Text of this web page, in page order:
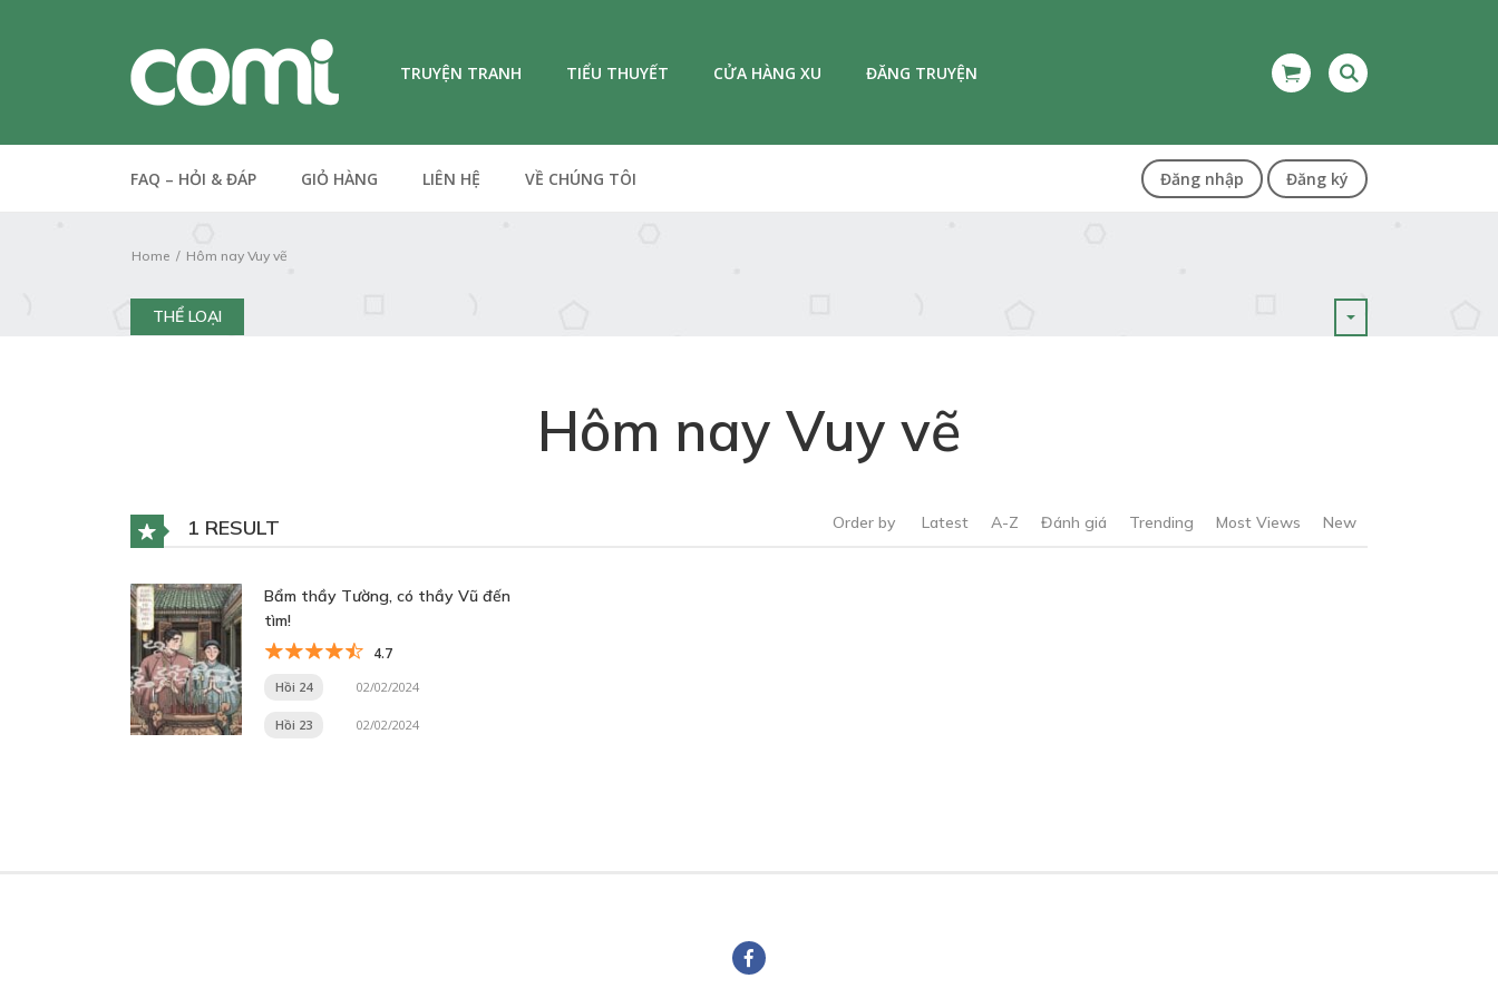
TRUYỆN TRANH TIỂU THUYẾT CỬA HÀNG XU ĐĂNG TRUYỆN
FAQ – HỎI & ĐÁP GIỎ HÀNG LIÊN HỆ VỀ CHÚNG TÔI Đăng nhập Đăng ký
Home Hôm nay Vuy vẽ
THỂ LOẠI
Hôm nay Vuy vẽ
1 RESULT Order by Latest A-Z Đánh giá Trending Most Views New
Bẩm thầy Tường, có thầy Vũ đến
tìm!
4.7
Hồi 24 02/02/2024
Hồi 23 02/02/2024